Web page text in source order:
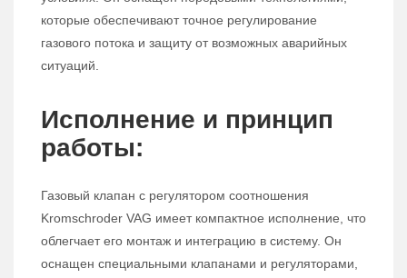
которые обеспечивают точное регулирование
газового потока и защиту от возможных аварийных
ситуаций.
Исполнение и принцип
работы:
Газовый клапан с регулятором соотношения
Kromschroder VAG имеет компактное исполнение, что
облегчает его монтаж и интеграцию в систему. Он
оснащен специальными клапанами и регуляторами,